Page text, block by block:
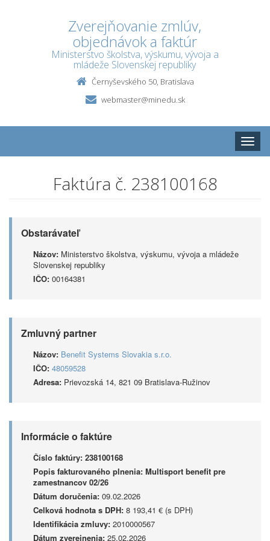
Zverejňovanie zmlúv,
objednávok a faktúr
Ministerstvo školstva, výskumu, vývoja a
mládeže Slovenskej republiky
Černyševského 50, Bratislava
webmaster@minedu.sk
Toggle
Faktúra č. 238100168
Obstarávateľ
Názov: Ministerstvo školstva, výskumu, vývoja a mládeže
Slovenskej republiky
IČO: 00164381
Zmluvný partner
Názov: Benefit Systems Slovakia s.r.o.
IČO: 48059528
Adresa: Prievozská 14, 821 09 Bratislava-Ružinov
Informácie o faktúre
Číslo faktúry: 238100168
Popis fakturovaného plnenia: Multisport benefit pre
zamestnancov 02/26
Dátum doručenia: 09.02.2026
Celková hodnota s DPH: 8 193,41 € (s DPH)
Identifikácia zmluvy: 2010000567
Dátum zverejnenia: 25.02.2026